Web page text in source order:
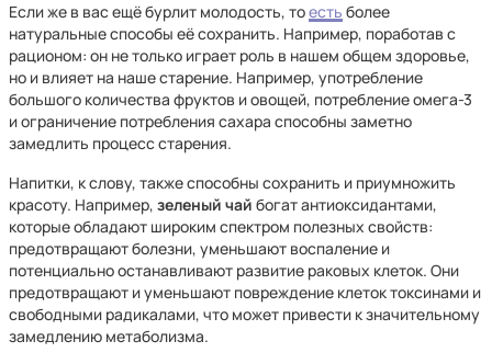
Если же в вас ещё бурлит молодость, тоесть более
натуральные способы её сохранить. Например, поработав с
рационом: он не только играет роль в нашем общем здоровье,
но и влияет на наше старение. Например, употребление
большого количества фруктов и овощей, потребление омега-3
и ограничение потребления сахара способны заметно
замедлить процесс старения.
Напитки, к слову, также способны сохранить и приумножить
красоту. Например, зеленый чай богат антиоксидантами,
которые обладают широким спектром полезных свойств:
предотвращают болезни, уменьшают воспаление и
потенциально останавливают развитие раковых клеток. Они
предотвращают и уменьшают повреждение клеток токсинами и
свободными радикалами, что может привести к значительному
замедлению метаболизма.